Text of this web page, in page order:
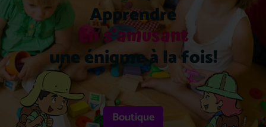
Apprendre
En s'amusant
une énigme à la fois!
Boutique